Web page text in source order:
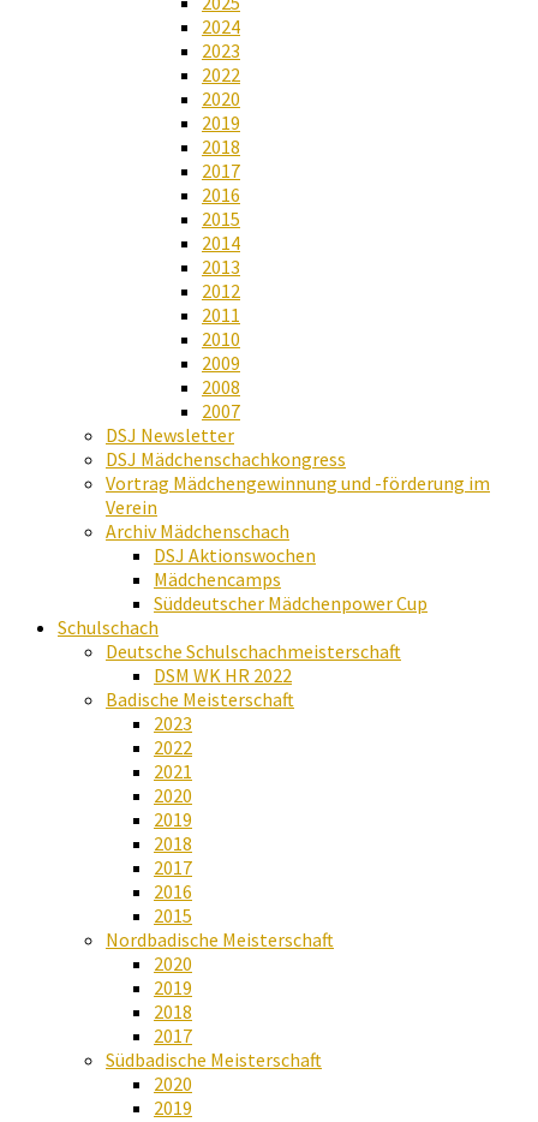
2024
2023
2022
2020
2019
2018
2017
2016
2015
2014
2013
2012
2011
2010
2009
2008
2007
DSJ Newsletter
DSJ Mädchenschachkongress
Vortrag Mädchengewinnung und -förderung im
Verein
Archiv Mädchenschach
DSJ Aktionswochen
Mädchencamps
Süddeutscher Mädchenpower Cup
Schulschach
Deutsche Schulschachmeisterschaft
DSM WK HR 2022
Badische Meisterschaft
2023
2022
2021
2020
2019
2018
2017
2016
2015
Nordbadische Meisterschaft
2020
2019
2018
2017
Südbadische Meisterschaft
2020
2019